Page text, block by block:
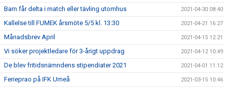
Barn får delta i match eller tävling utomhus 2021-04-30 08:40
Kallelse till FUMEK årsmöte 5/5 kl. 13:30 2021-04-21 16:27
Månadsbrev April 2021-04-15 12:21
Vi söker projektledare för 3-årigt uppdrag 2021-04-12 10:49
De blev fritidsnämndens stipendiater 2021 2021-04-01 11:12
Ferieprao på IFK Umeå 2021-03-15 10:46